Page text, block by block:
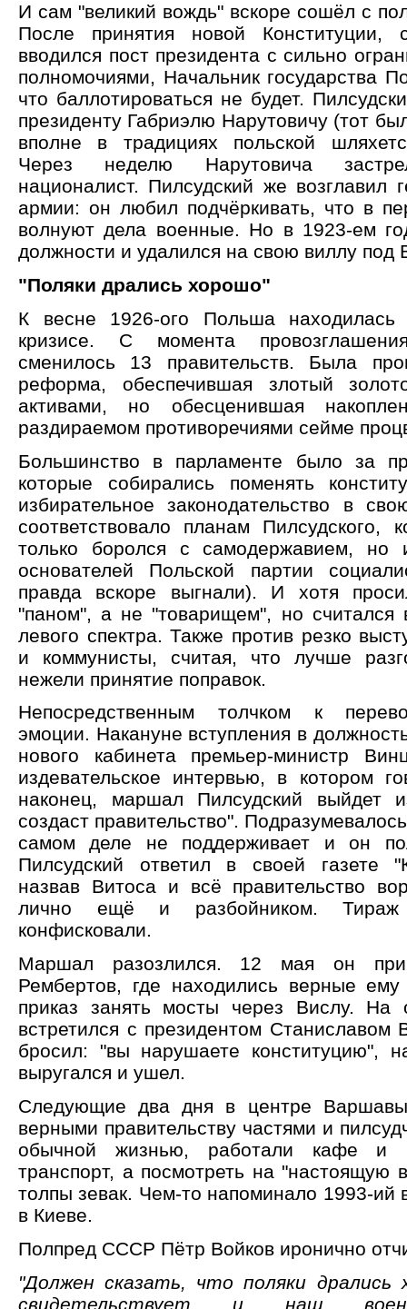
И сам "великий вождь" вскоре сошёл с
После принятия новой Конституции,
вводился пост президента с сильно
полномочиями, Начальник государства
что баллотироваться не будет.
президенту Габриэлю Нарутовичу (тот
вполне в традициях польской
Через неделю Нарутовича
националист. Пилсудский же возглавил
армии: он любил подчёркивать, что в
волнуют дела военные. Но в 1923-ем
должности и удалился на свою виллу под
"Поляки дрались хорошо"
К весне 1926-ого Польша находилась
кризисе. С момента
сменилось 13 правительств. Была
реформа, обеспечившая злотый
активами, но обесценившая
раздираемом противоречиями сейме
Большинство в парламенте было за
которые собирались поменять
избирательное законодательство в
соответствовало планам Пилсудского,
только боролся с самодержавием,
основателей Польской партии
правда вскоре выгнали). И хотя
"паном", а не "товарищем", но считался
левого спектра. Также против резко
и коммунисты, считая, что лучше
нежели принятие поправок.
Непосредственным толчком к
эмоции. Накануне вступления в
нового кабинета премьер-министр
издевательское интервью, в котором
наконец, маршал Пилсудский выйдет
создаст правительство".
самом деле не поддерживает и он
Пилсудский ответил в своей газете
назвав Витоса и всё правительство
лично ещё и разбойником. Тираж
конфисковали.
Маршал разозлился. 12 мая он
Рембертов, где находились верные
приказ занять мосты через Вислу.
встретился с президентом Станиславом
бросил: "вы нарушаете конституцию",
выругался и ушел.
Следующие два дня в центре
верными правительству частями и
обычной жизнью, работали кафе и
транспорт, а посмотреть на "настоящую
толпы зевак. Чем-то напоминало 1993-ий
в Киеве.
Полпред СССР Пётр Войков иронично
"Должен сказать, что поляки
свидетельствует и наш